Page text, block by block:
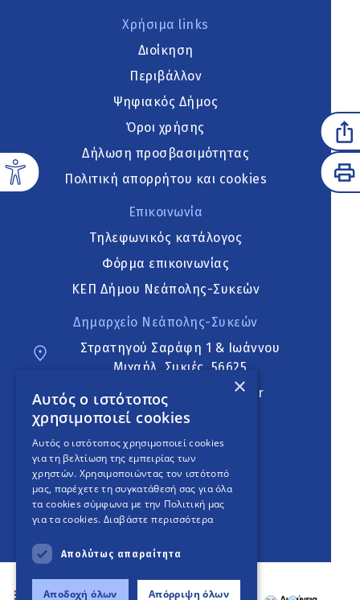
Χρήσιμα links
Διοίκηση
Περιβάλλον
Ψηφιακός Δήμος
Όροι χρήσης
Δήλωση προσβασιμότητας
Πολιτική απορρήτου και cookies
Επικοινωνία
Τηλεφωνικός κατάλογος
Φόρμα επικοινωνίας
ΚΕΠ Δήμου Νεάπολης-Συκεών
Δημαρχείο Νεάπολης-Συκεών
Στρατηγού Σαράφη 1 & Ιωάννου
Μιχαήλ, Συκιές, 56625
neapoli.sykies@ddt.gov.gr
Ακολουθήστε
English Version
An project
×
Αυτός ο ιστότοπος
χρησιμοποιεί cookies
Αυτός ο ιστότοπος χρησιμοποιεί cookies
για τη βελτίωση της εμπειρίας των
χρηστών. Χρησιμοποιώντας τον ιστότοπό
μας, παρέχετε τη συγκατάθεσή σας για όλα
τα cookies σύμφωνα με την Πολιτική μας
για τα cookies. Διαβάστε περισσότερα
Απολύτως απαραίτητα
Αποδοχή όλων Απόρριψη όλων